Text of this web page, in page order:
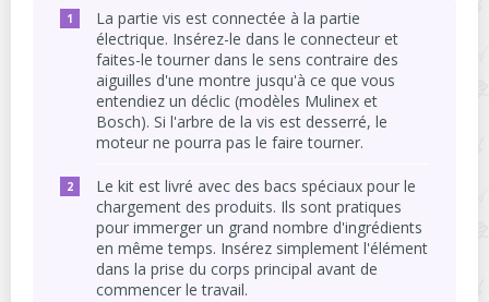
La partie vis est connectée à la partie
électrique. Insérez-le dans le connecteur et
faites-le tourner dans le sens contraire des
aiguilles d'une montre jusqu'à ce que vous
entendiez un déclic (modèles Mulinex et
Bosch). Si l'arbre de la vis est desserré, le
moteur ne pourra pas le faire tourner.
Le kit est livré avec des bacs spéciaux pour le
chargement des produits. Ils sont pratiques
pour immerger un grand nombre d'ingrédients
en même temps. Insérez simplement l'élément
dans la prise du corps principal avant de
commencer le travail.